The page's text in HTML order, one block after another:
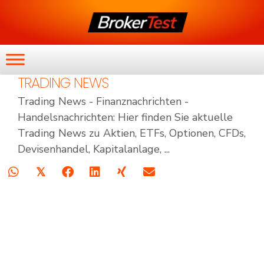
TRADING NEWS
Trading News - Finanznachrichten -
Handelsnachrichten: Hier finden Sie aktuelle
Trading News zu Aktien, ETFs, Optionen, CFDs,
Devisenhandel, Kapitalanlage, ...
𝕏